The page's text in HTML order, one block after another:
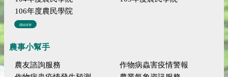
106年度農民學院
more
農事小幫手
農友諮詢服務
作物病蟲害疫情警報